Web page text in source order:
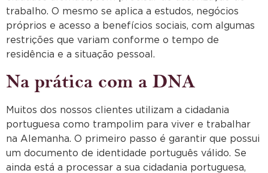
trabalho. O mesmo se aplica a estudos, negócios
próprios e acesso a benefícios sociais, com algumas
restrições que variam conforme o tempo de
residência e a situação pessoal.
Na prática com a DNA
Muitos dos nossos clientes utilizam a cidadania
portuguesa como trampolim para viver e trabalhar
na Alemanha. O primeiro passo é garantir que possui
um documento de identidade português válido. Se
ainda está a processar a sua cidadania portuguesa,